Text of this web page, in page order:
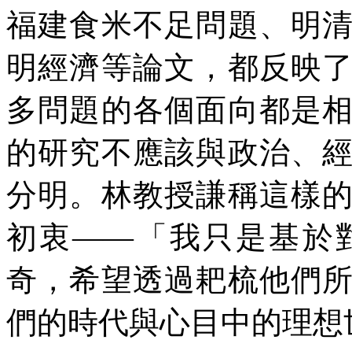
福建食米不足問題、明
明經濟等論文，都反映
多問題的各個面向都是
的研究不應該與政治、
分明。林教授謙稱這樣
初衷——「我只是基於
奇，希望透過耙梳他們
們的時代與心目中的理